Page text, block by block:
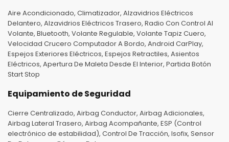
Aire Acondicionado, Climatizador, Alzavidrios Eléctricos
Delantero, Alzavidrios Eléctricos Trasero, Radio Con Control Al
Volante, Bluetooth, Volante Regulable, Volante Tapiz Cuero,
Velocidad Crucero Computador A Bordo, Android CarPlay,
Espejos Exteriores Eléctricos, Espejos Retractiles, Asientos
Eléctricos, Apertura De Maleta Desde El Interior, Partida Botón
Start Stop
Equipamiento de Seguridad
Cierre Centralizado, Airbag Conductor, Airbag Adicionales,
Airbag Lateral Trasero, Airbag Acompañante, ESP (Control
electrónico de estabilidad), Control De Tracción, Isofix, Sensor